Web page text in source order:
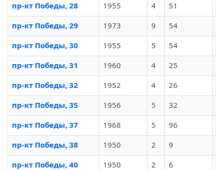
пр-кт Победы, 28
1955 4 51
пр-кт Победы, 29
1973 9 54
пр-кт Победы, 30
1955 5 54
пр-кт Победы, 31
1960 4 25
пр-кт Победы, 32
1952 4 26
пр-кт Победы, 35
1956 5 32
пр-кт Победы, 37
1968 5 96
пр-кт Победы, 38
1950 2 9
пр-кт Победы, 40
1950 2 6